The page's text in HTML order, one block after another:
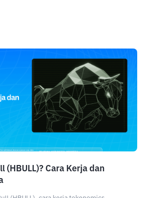
(HBULL)? Cara Kerja dan